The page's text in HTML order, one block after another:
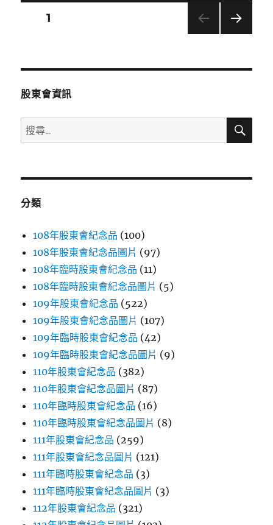
分
頁次1
股東會資訊
搜
尋
鍵
搜
分類
108年股東會紀念品 (100)
108年股東會紀念品圖片 (97)
108年臨時股東會紀念品 (11)
108年臨時股東會紀念品圖片 (5)
109年股東會紀念品 (522)
109年股東會紀念品圖片 (107)
109年臨時股東會紀念品 (42)
109年臨時股東會紀念品圖片 (9)
110年股東會紀念品 (382)
110年股東會紀念品圖片 (87)
110年臨時股東會紀念品 (16)
110年臨時股東會紀念品圖片 (8)
111年股東會紀念品 (259)
111年股東會紀念品圖片 (121)
111年臨時股東會紀念品 (3)
111年臨時股東會紀念品圖片 (3)
112年股東會紀念品 (321)